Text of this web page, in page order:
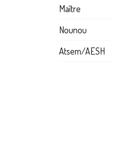
Maître
Nounou
Atsem/AESH